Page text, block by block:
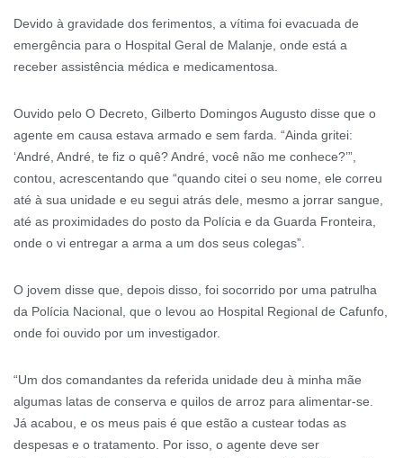
Devido à gravidade dos ferimentos, a vítima foi evacuada de
emergência para o Hospital Geral de Malanje, onde está a
receber assistência médica e medicamentosa.
Ouvido pelo O Decreto, Gilberto Domingos Augusto disse que o
agente em causa estava armado e sem farda. “Ainda gritei:
‘André, André, te fiz o quê? André, você não me conhece?’”,
contou, acrescentando que “quando citei o seu nome, ele correu
até à sua unidade e eu segui atrás dele, mesmo a jorrar sangue,
até as proximidades do posto da Polícia e da Guarda Fronteira,
onde o vi entregar a arma a um dos seus colegas”.
O jovem disse que, depois disso, foi socorrido por uma patrulha
da Polícia Nacional, que o levou ao Hospital Regional de Cafunfo,
onde foi ouvido por um investigador.
“Um dos comandantes da referida unidade deu à minha mãe
algumas latas de conserva e quilos de arroz para alimentar-se.
Já acabou, e os meus pais é que estão a custear todas as
despesas e o tratamento. Por isso, o agente deve ser